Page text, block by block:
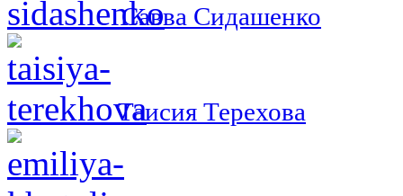
Савва Сидашенко
Таисия Терехова